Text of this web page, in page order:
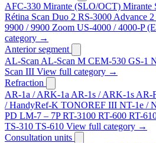
AFC-330 Mirante (SLO/OCT) Mirante
Rétina Scan Duo 2 RS-3000 Advance 2
9900 / 9900 Zoom US-4000 / 4000-P
category →
Anterior segment
AL-Scan AL-Scan M CEM-530 GS-1
Scan III View full category →
Refraction
AR-1a / ARK-1a AR-1s / ARK-1s AR-
/ HandyRef-K TONOREF III NT-1e /
PD LM-7 – 7PRT-3100 RT-600 RT-
TS-310 TS-610 View full category →
Consultation units